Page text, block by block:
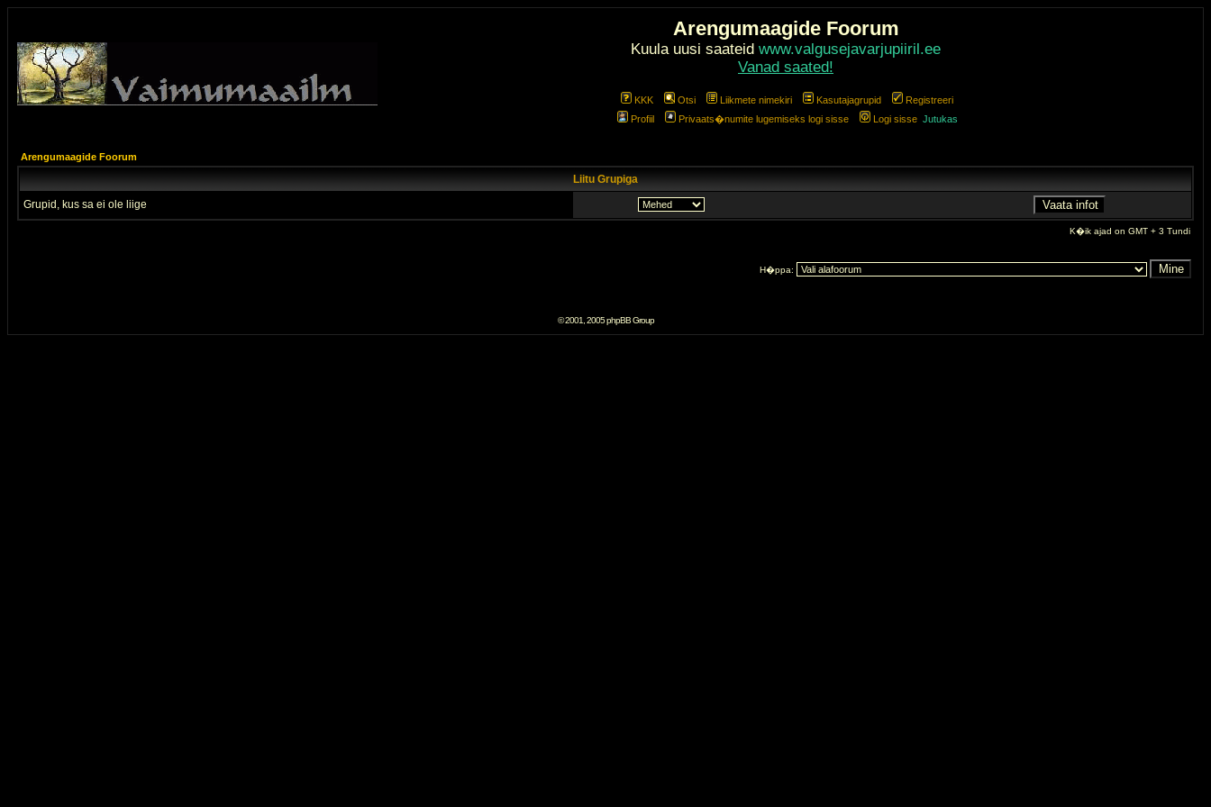
Arengumaagide Foorum
Kuula uusi saateid www.valgusejavarjupiiril.ee
Vanad saated!
KKK Otsi Liikmete nimekiri Kasutajagrupid
Registreeri
Profiil
Privaats�numite lugemiseks logi sisse Logi sisse Jutukas
Arengumaagide Foorum
Liitu Grupiga
Grupid, kus sa ei ole liige
K�ik ajad on GMT + 3 Tundi
H�ppa:
© 2001, 2005 phpBB Group